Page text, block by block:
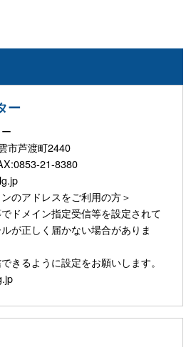
ー
市芦渡町2440
21-8380
のアドレスをご利用の方＞
メイン指定受信等を設定されて
が正しく届かない場合がありま
きるように設定をお願いします。